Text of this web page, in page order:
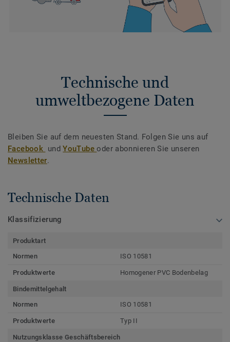
Technische und
umweltbezogene Daten
Bleiben Sie auf dem neuesten Stand. Folgen Sie uns auf
Facebook undYouTubeoder abonnieren Sie unseren
Newsletter.
Technische Daten
Klassifizierung
Produktart
Normen
ISO 10581
Produktwerte Homogener PVC Bodenbelag
Bindemittelgehalt
Normen
ISO 10581
Produktwerte Typ II
Nutzungsklasse Geschäftsbereich